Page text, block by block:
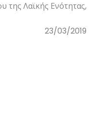
της Λαϊκής Ενότητας,
23/03/2019